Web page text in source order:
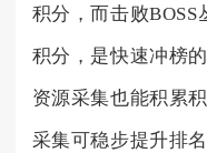
积分，而击败
积分，是快速冲榜
资源采集也能积累
采集可稳步提升排